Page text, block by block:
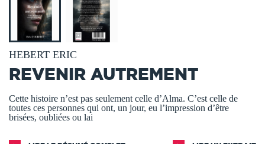
HEBERT ERIC
REVENIR AUTREMENT
Cette histoire n’est pas seulement celle d’Alma. C’est celle de
toutes ces personnes qui ont, un jour, eu l’impression d’être
brisées, oubliées ou lai